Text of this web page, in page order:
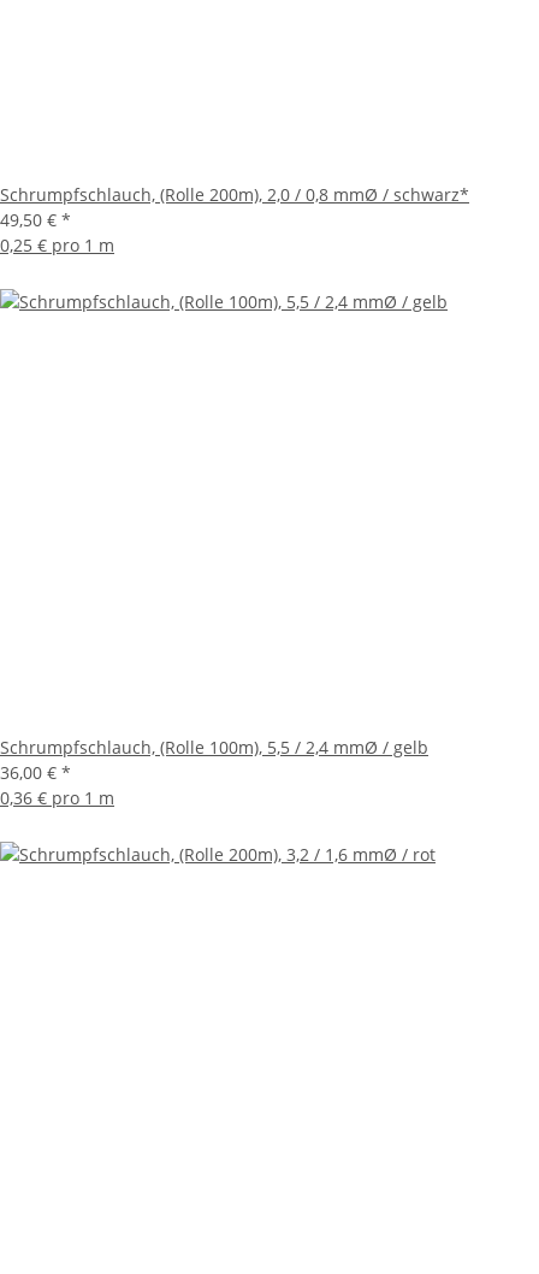
Schrumpfschlauch, (Rolle 200m), 2,0 / 0,8 mmØ / schwarz*
49,50 € *
0,25 € pro 1 m
Schrumpfschlauch, (Rolle 100m), 5,5 / 2,4 mmØ / gelb
36,00 € *
0,36 € pro 1 m